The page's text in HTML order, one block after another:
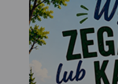
turyście i podano przebiegi
szlaków pieszych i
rowerowych. Wyróżniono
miejscowości godne
zwiedzania i miejsca
szczególnie interesujące
aktywnych.